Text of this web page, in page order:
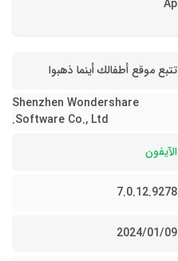
تتبع موقع أطفالك أينما ذهبوا
Shenzhen Wondershare
Software Co., Ltd.
الآيفون
7.0.12.9278
09‏/01‏/2024